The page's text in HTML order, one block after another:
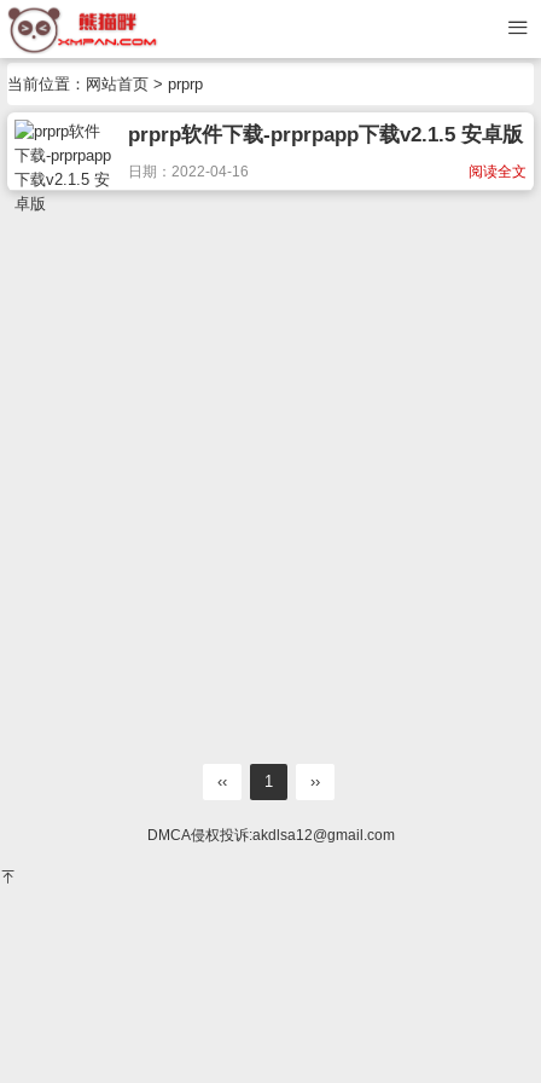
当前位置： 网站首页 > prprp
prprp软件下载-prprpapp下载v2.1.5 安卓版
阅读全文
日期：2022-04-16
‹‹ 1 ››
DMCA侵权投诉:akdlsa12@gmail.com